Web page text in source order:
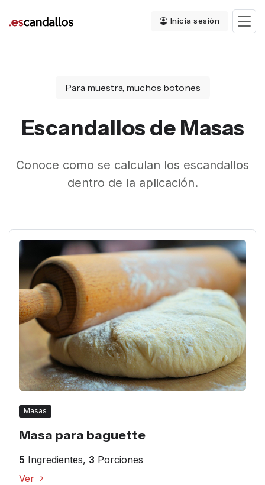
Inicia sesión
Para muestra, muchos botones
Escandallos de Masas
Conoce como se calculan los escandallos
dentro de la aplicación.
Masas
Masa para baguette
5 Ingredientes, 3 Porciones
Ver